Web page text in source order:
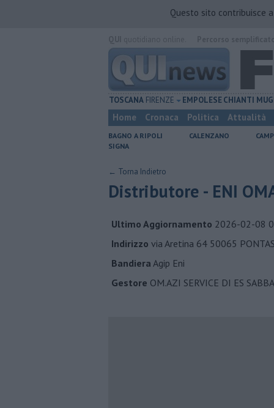
Questo sito contribuisce
TOSCANA FIRENZE EMPOLESECHIANTI
Home Cronaca Politica Attualità
BAGNO A RIPOLI CALENZANO
SIGNA
← Torna Indietro
Distributore - ENI
Ultimo Aggiornamento 2026-02-08
Indirizzo via Aretina 64 50065
Bandiera Agip Eni
Gestore OM.AZI SERVICE DI ES